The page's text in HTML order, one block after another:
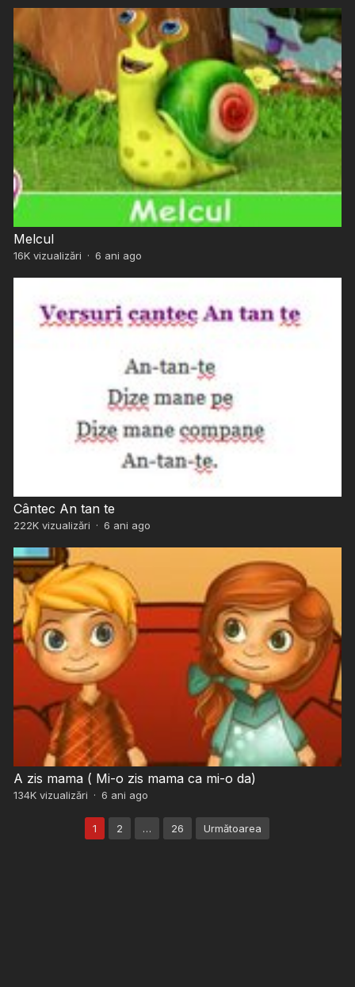
Melcul
16Kvizualizări · 6 ani ago
Cântec An tan te
222Kvizualizări · 6 ani ago
A zis mama ( Mi-o zis mama ca mi-o da)
134Kvizualizări · 6 ani ago
1 2 … 26 Următoarea